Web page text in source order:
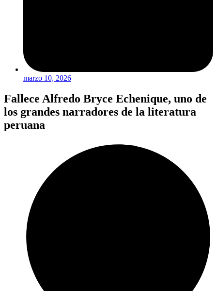
marzo 10, 2026
Fallece Alfredo Bryce Echenique, uno de
los grandes narradores de la literatura
peruana